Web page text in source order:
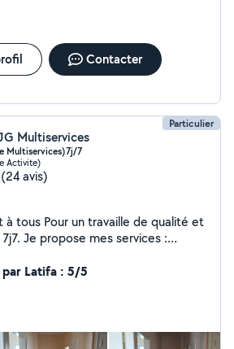
Contacter
Particulier
Multiservices
Multiservices)7j/7
Activite)
(24 avis)
à tous Pour un travaille de qualité et
Je propose mes services :
ou également un devis
47 82 43 o4 .
par Latifa : 5/5